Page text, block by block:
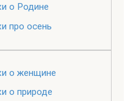
о Родине
про осень
о женщине
о природе